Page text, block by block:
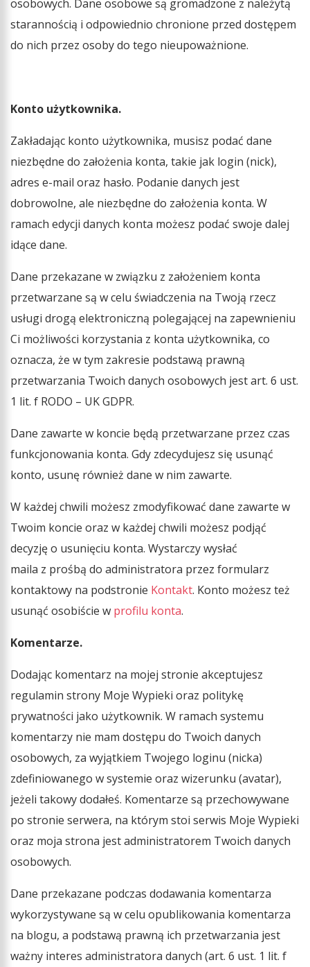
osobowych. Dane osobowe są gromadzone z należytą
starannością i odpowiednio chronione przed dostępem
do nich przez osoby do tego nieupoważnione.
Konto użytkownika.
Zakładając konto użytkownika, musisz podać dane
niezbędne do założenia konta, takie jak login (nick),
adres e-mail oraz hasło. Podanie danych jest
dobrowolne, ale niezbędne do założenia konta. W
ramach edycji danych konta możesz podać swoje dalej
idące dane.
Dane przekazane w związku z założeniem konta
przetwarzane są w celu świadczenia na Twoją rzecz
usługi drogą elektroniczną polegającej na zapewnieniu
Ci możliwości korzystania z konta użytkownika, co
oznacza, że w tym zakresie podstawą prawną
przetwarzania Twoich danych osobowych jest art. 6 ust.
1 lit. f RODO – UK GDPR.
Dane zawarte w koncie będą przetwarzane przez czas
funkcjonowania konta. Gdy zdecydujesz się usunąć
konto, usunę również dane w nim zawarte.
W każdej chwili możesz zmodyfikować dane zawarte w
Twoim koncie oraz w każdej chwili możesz podjąć
decyzję o usunięciu konta. Wystarczy wysłać
maila z prośbą do administratora przez formularz
kontaktowy na podstronie Kontakt. Konto możesz też
usunąć osobiście w profilu konta.
Komentarze.
Dodając komentarz na mojej stronie akceptujesz
regulamin strony Moje Wypieki oraz politykę
prywatności jako użytkownik. W ramach systemu
komentarzy nie mam dostępu do Twoich danych
osobowych, za wyjątkiem Twojego loginu (nicka)
zdefiniowanego w systemie oraz wizerunku (avatar),
jeżeli takowy dodałeś. Komentarze są przechowywane
po stronie serwera, na którym stoi serwis Moje Wypieki
oraz moja strona jest administratorem Twoich danych
osobowych.
Dane przekazane podczas dodawania komentarza
wykorzystywane są w celu opublikowania komentarza
na blogu, a podstawą prawną ich przetwarzania jest
ważny interes administratora danych (art. 6 ust. 1 lit. f